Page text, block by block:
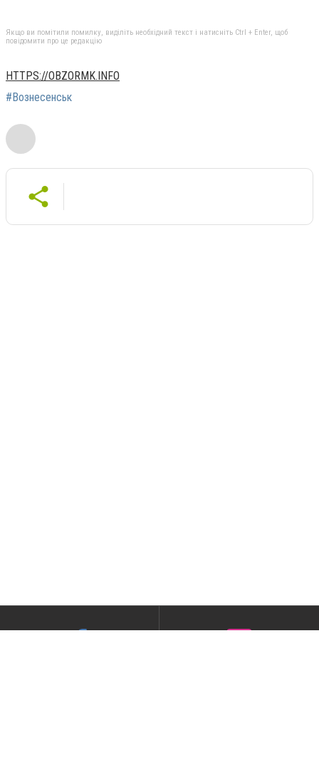
Якщо ви помітили помилку, виділіть необхідний текст і натисніть Ctrl + Enter, щоб
повідомити про це редакцію
HTTPS://OBZORMK.INFO
#Вознесенськ